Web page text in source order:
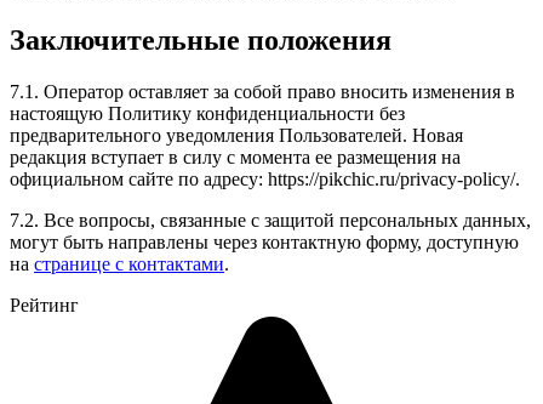
Заключительные положения
7.1. Оператор оставляет за собой право вносить изменения в
настоящую Политику конфиденциальности без
предварительного уведомления Пользователей. Новая
редакция вступает в силу с момента ее размещения на
официальном сайте по адресу: https://pikchic.ru/privacy-policy/.
7.2. Все вопросы, связанные с защитой персональных данных,
могут быть направлены через контактную форму, доступную
на странице с контактами.
Рейтинг